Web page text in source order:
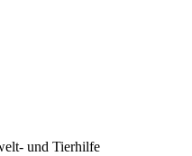
und Tierhilfe